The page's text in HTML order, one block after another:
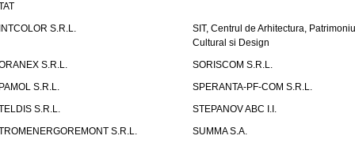
S.R.L.
SIT, Centrul de Arhitectura,
Cultural si Design
S.R.L.
SORISCOM S.R.L.
S.R.L.
SPERANTA-PF-COM S.R.L.
S.R.L.
STEPANOV ABC I.I.
S.R.L.
SUMMA S.A.